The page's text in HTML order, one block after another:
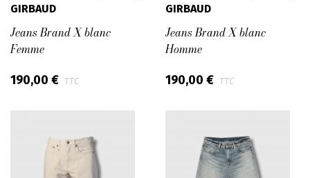
GIRBAUD
Jeans Brand X blanc
Femme
190,00 € TTC
GIRBAUD
Jeans Brand X blanc
Homme
190,00 € TTC